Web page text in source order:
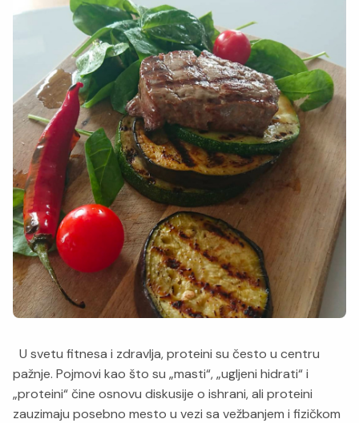
U svetu fitnesa i zdravlja, proteini su često u centru
pažnje. Pojmovi kao što su „masti“, „ugljeni hidrati“ i
„proteini“ čine osnovu diskusije o ishrani, ali proteini
zauzimaju posebno mesto u vezi sa vežbanjem i fizičkom